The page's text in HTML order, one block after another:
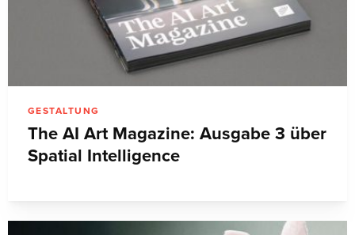
GESTALTUNG
The AI Art Magazine: Ausgabe 3 über
Spatial Intelligence